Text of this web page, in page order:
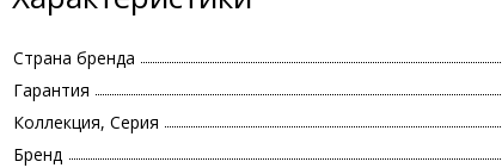
Страна бренда
Гарантия
Коллекция, Серия
Бренд